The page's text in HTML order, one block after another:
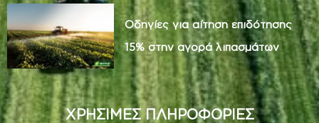
Οδηγίες για αίτηση επιδότησης
15% στην αγορά λιπασμάτων
ΧΡΗΣΙΜΕΣ ΠΛΗΡΟΦΟΡΙΕΣ